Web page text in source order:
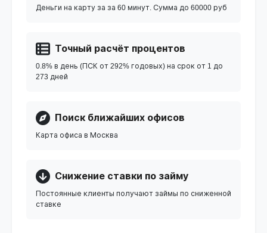
Деньги на карту за за 60 минут. Сумма до 60000 руб
Точный расчёт процентов
0.8% в день (ПСК от 292% годовых) на срок от 1 до
273 дней
Поиск ближайших офисов
Карта офиса в Москва
Снижение ставки по займу
Постоянные клиенты получают займы по сниженной
ставке